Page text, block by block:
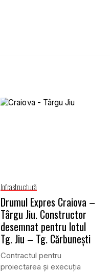
Infrastructură
Drumul Expres Craiova –
Târgu Jiu. Constructor
desemnat pentru lotul
Tg. Jiu – Tg. Cărbunești
Contractul pentru
proiectarea și execuția